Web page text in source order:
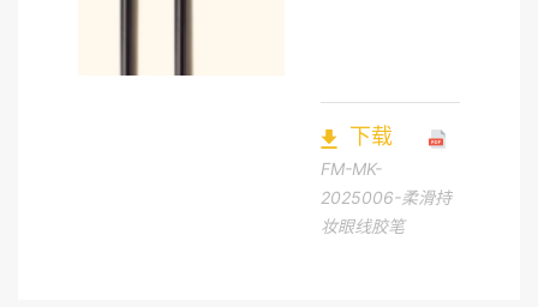
下载
FM-MK-
2025006-柔滑持
妆眼线胶笔